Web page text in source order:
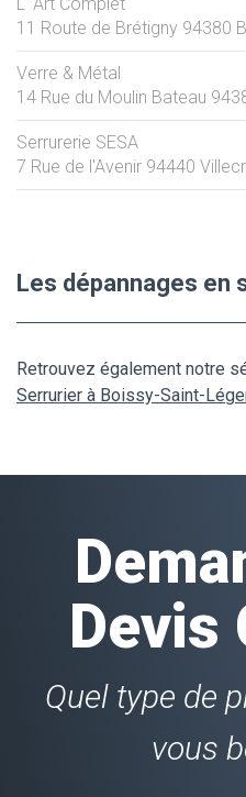
11 Route de Brétigny 94380
Verre & Métal
14 Rue du Moulin Bateau
Serrurerie SESA
7 Rue de l'Avenir 94440
Les dépannages en
Retrouvez également notre
Serrurier à Boissy-Saint-
Devis
Quel type de
vous